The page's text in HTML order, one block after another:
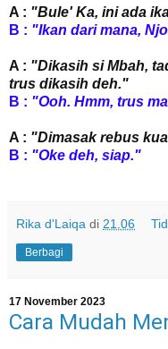
A : "Bule' Ka, ini ada
B : "Ikan dari mana,
A : "Dikasih si Mbah,
trus dikasih deh."
B : "Ooh. Hmm, trus
A : "Dimasak rebus
B : "Oke deh, siap."
Rika d'Laiqa di 21.06
Berbagi
17 November 2023
Cara Mudah